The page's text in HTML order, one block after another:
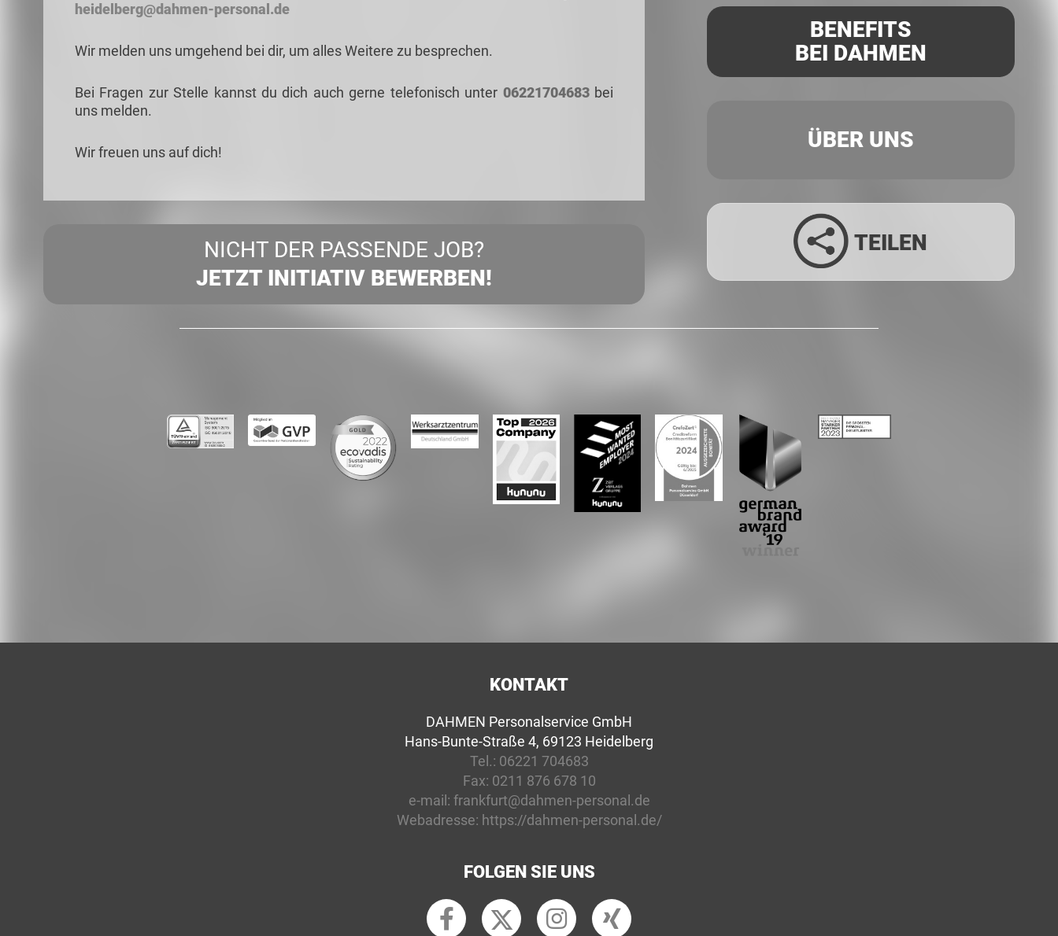
heidelberg@dahmen-personal.de
Wir melden uns umgehend bei dir, um alles Weitere zu besprechen.
Bei Fragen zur Stelle kannst du dich auch gerne telefonisch unter 06221704683 bei
uns melden.
Wir freuen uns auf dich!
NICHT DER PASSENDE JOB?
JETZT INITIATIV BEWERBEN!
BENEFITS
BEI DAHMEN
ÜBER UNS
LinkedIn
TEILEN
KONTAKT
DAHMEN Personalservice GmbH
Hans-Bunte-Straße 4, 69123 Heidelberg
Tel.: 06221 704683
Fax: 0211 876 678 10
e-mail: frankfurt@dahmen-personal.de
Webadresse: https://dahmen-personal.de/
FOLGEN SIE UNS